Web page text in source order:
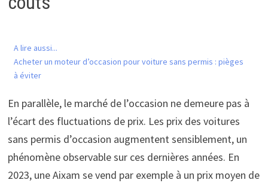
A lire aussi...
Acheter un moteur d’occasion pour voiture sans permis : pièges
à éviter
En parallèle, le marché de l’occasion ne demeure pas à
l’écart des fluctuations de prix. Les prix des voitures
sans permis d’occasion augmentent sensiblement, un
phénomène observable sur ces dernières années. En
2023, une Aixam se vend par exemple à un prix moyen de